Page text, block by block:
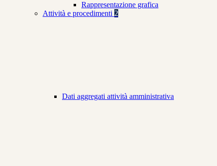
Rappresentazione grafica
Attività e procedimenti 2
Dati aggregati attività amministrativa